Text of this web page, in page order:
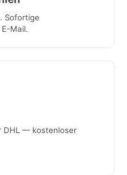
Sofortige
Mail.
DHL — kostenloser